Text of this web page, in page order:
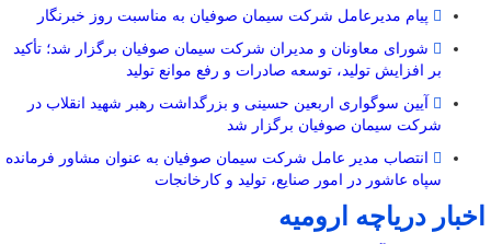
پیام مدیرعامل شرکت سیمان صوفیان به مناسبت روز خبرنگار
شورای معاونان و مدیران شرکت سیمان صوفیان برگزار شد؛ تأکید
بر افزایش تولید، توسعه صادرات و رفع موانع تولید
آیین سوگواری اربعین حسینی و بزرگداشت رهبر شهید انقلاب در
شرکت سیمان صوفیان برگزار شد
انتصاب مدیر عامل شرکت سیمان صوفیان به عنوان مشاور فرمانده
سپاه عاشور در امور صنایع، تولید و کارخانجات
اخبار دریاچه ارومیه